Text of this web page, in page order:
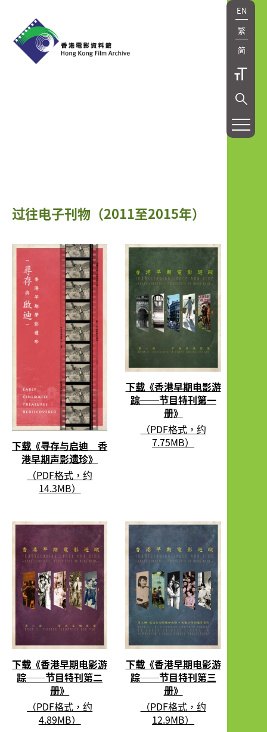
EN
繁
简
过往电子刊物（2011至2015年）
下载《寻存与启迪 香
港早期声影遗珍》
（PDF格式，约
14.3MB）
下载《香港早期电影游
踪──节目特刊第一
册》
（PDF格式，约
7.75MB）
下载《香港早期电影游
踪──节目特刊第二
册》
（PDF格式，约
4.89MB）
下载《香港早期电影游
踪──节目特刊第三
册》
（PDF格式，约
12.9MB）